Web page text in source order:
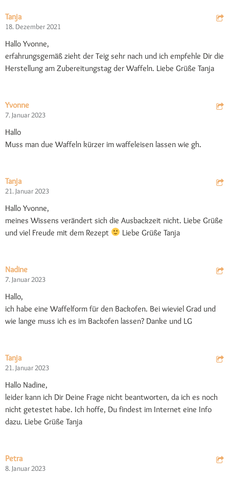
Tanja
18. Dezember 2021
Hallo Yvonne,
erfahrungsgemäß zieht der Teig sehr nach und ich empfehle Dir die
Herstellung am Zubereitungstag der Waffeln. Liebe Grüße Tanja
Yvonne
7. Januar 2023
Hallo
Muss man due Waffeln kürzer im waffeleisen lassen wie gh.
Tanja
21. Januar 2023
Hallo Yvonne,
meines Wissens verändert sich die Ausbackzeit nicht. Liebe Grüße
und viel Freude mit dem Rezept
Liebe Grüße Tanja
Nadine
7. Januar 2023
Hallo,
ich habe eine Waffelform für den Backofen. Bei wieviel Grad und
wie lange muss ich es im Backofen lassen? Danke und LG
Tanja
21. Januar 2023
Hallo Nadine,
leider kann ich Dir Deine Frage nicht beantworten, da ich es noch
nicht getestet habe. Ich hoffe, Du findest im Internet eine Info
dazu. Liebe Grüße Tanja
Petra
8. Januar 2023